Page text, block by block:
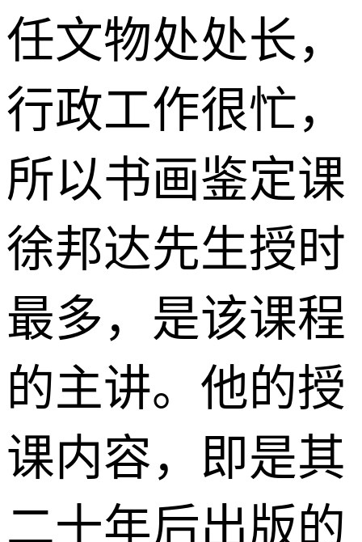
任文物处处长，
行政工作很忙，
所以书画鉴定课
徐邦达先生授时
最多，是该课程
的主讲。他的授
课内容，即是其
二十年后出版的